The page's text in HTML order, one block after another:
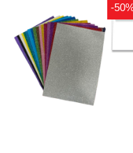
-